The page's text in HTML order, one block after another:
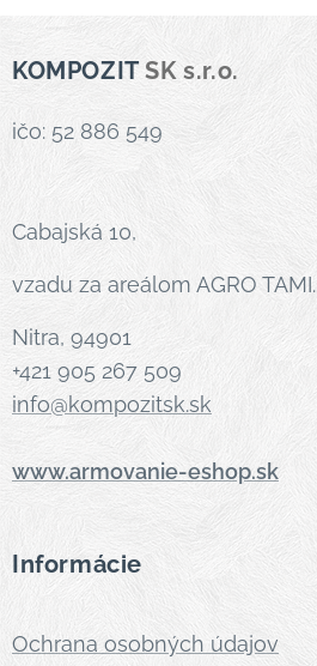
KOMPOZITSK s.r.o.
ičo: 52 886 549
Cabajská 10,
vzadu za areálom AGRO TAMI.
Nitra, 94901
+421 905 267 509
info@kompozitsk.sk
www.armovanie-eshop.sk
Informácie
Ochrana osobných údajov